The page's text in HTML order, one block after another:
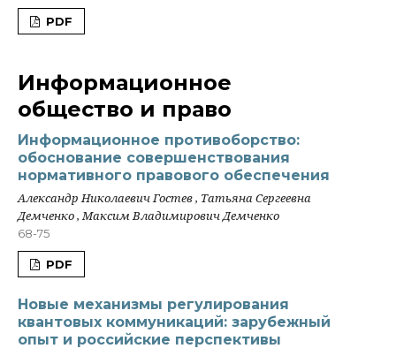
PDF
Информационное
общество и право
Информационное противоборство:
обоснование совершенствования
нормативного правового обеспечения
Александр Николаевич Гостев , Татьяна Сергеевна
Демченко , Максим Владимирович Демченко
68-75
PDF
Новые механизмы регулирования
квантовых коммуникаций: зарубежный
опыт и российские перспективы